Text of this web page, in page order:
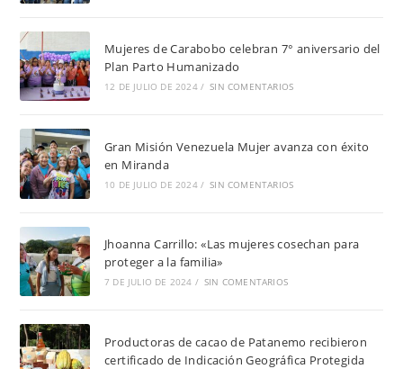
Mujeres de Carabobo celebran 7° aniversario del
Plan Parto Humanizado
12 DE JULIO DE 2024 / SIN COMENTARIOS
Gran Misión Venezuela Mujer avanza con éxito
en Miranda
10 DE JULIO DE 2024 / SIN COMENTARIOS
Jhoanna Carrillo: «Las mujeres cosechan para
proteger a la familia»
7 DE JULIO DE 2024 / SIN COMENTARIOS
Productoras de cacao de Patanemo recibieron
certificado de Indicación Geográfica Protegida